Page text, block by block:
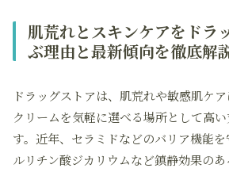
肌荒れとスキンケアをドラ
ぶ理由と最新傾向を徹底解
ドラッグストアは、肌荒れや敏感肌ケ
クリームを気軽に選べる場所として高
す。近年、セラミドなどのバリア機能
ルリチン酸ジカリウムなど鎮静効果の